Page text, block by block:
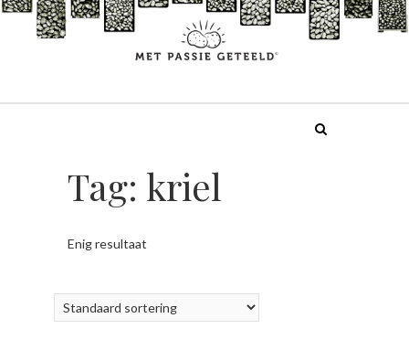
Doorgaan
Tag: kriel
Enig resultaat